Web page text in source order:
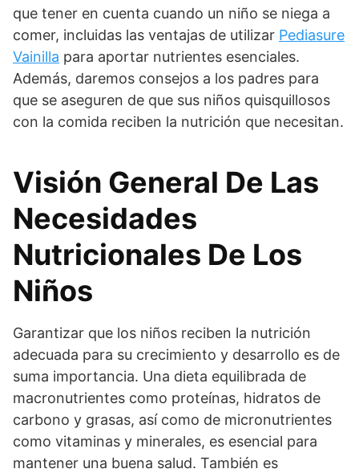
que tener en cuenta cuando un niño se niega a
comer, incluidas las ventajas de utilizar Pediasure
Vainilla para aportar nutrientes esenciales.
Además, daremos consejos a los padres para
que se aseguren de que sus niños quisquillosos
con la comida reciben la nutrición que necesitan.
Visión General De Las
Necesidades
Nutricionales De Los
Niños
Garantizar que los niños reciben la nutrición
adecuada para su crecimiento y desarrollo es de
suma importancia. Una dieta equilibrada de
macronutrientes como proteínas, hidratos de
carbono y grasas, así como de micronutrientes
como vitaminas y minerales, es esencial para
mantener una buena salud. También es